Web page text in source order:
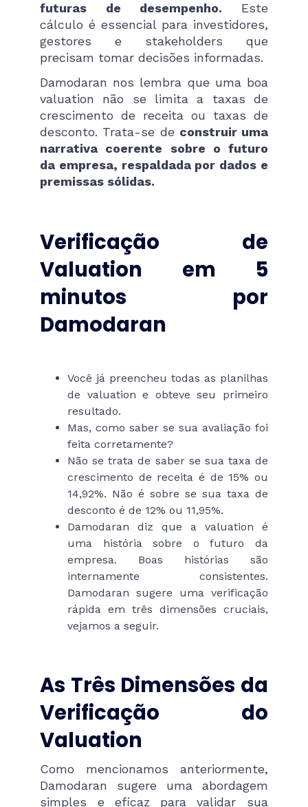
futuras de desempenho. Este
cálculo é essencial para investidores,
gestores e stakeholders que
precisam tomar decisões informadas.
Damodaran nos lembra que uma boa
valuation não se limita a taxas de
crescimento de receita ou taxas de
desconto. Trata-se de construir uma
narrativa coerente sobre o futuro
da empresa, respaldada por dados e
premissas sólidas.
Verificação de
Valuation em 5
minutos por
Damodaran
Você já preencheu todas as planilhas
de valuation e obteve seu primeiro
resultado.
Mas, como saber se sua avaliação foi
feita corretamente?
Não se trata de saber se sua taxa de
crescimento de receita é de 15% ou
14,92%. Não é sobre se sua taxa de
desconto é de 12% ou 11,95%.
Damodaran diz que a valuation é
uma história sobre o futuro da
empresa. Boas histórias são
internamente consistentes.
Damodaran sugere uma verificação
rápida em três dimensões cruciais,
vejamos a seguir.
As Três Dimensões da
Verificação do
Valuation
Como mencionamos anteriormente,
Damodaran sugere uma abordagem
simples e eficaz para validar sua